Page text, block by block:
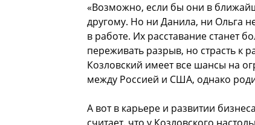
«Возможно, если бы они в
другому. Но ни Данила, ни Ольга
в работе. Их расставание станет
переживать разрыв, но страсть к
Козловский имеет все шансы на
между Россией и США, однако
А вот в карьере и развитии